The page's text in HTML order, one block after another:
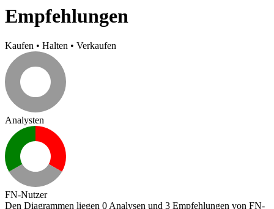
Empfehlungen
Kaufen • Halten • Verkaufen
Analysten
FN-Nutzer
Den Diagrammen liegen 0 Analysen und 3 Empfehlungen von FN-